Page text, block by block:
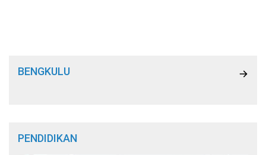
BENGKULU
PENDIDIKAN